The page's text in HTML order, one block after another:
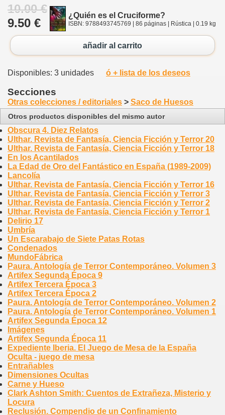
10.00 €
9.50 €
¿Quién es el Cruciforme?
ISBN: 9788493745769 | 86 páginas | Rústica | 0.19 kg
añadir al carrito
Disponibles: 3 unidades ó + lista de los deseos
Secciones
Otras colecciones / editoriales > Saco de Huesos
Otros productos disponibles del mismo autor
Obscura 4. Diez Relatos
Ulthar. Revista de Fantasía, Ciencia Ficción y Terror 20
Ulthar. Revista de Fantasía, Ciencia Ficción y Terror 18
En los Acantilados
La Edad de Oro del Fantástico en España (1989-2009)
Lancolía
Ulthar. Revista de Fantasía, Ciencia Ficción y Terror 16
Ulthar. Revista de Fantasía, Ciencia Ficción y Terror 3
Ulthar. Revista de Fantasía, Ciencia Ficción y Terror 2
Ulthar. Revista de Fantasía, Ciencia Ficción y Terror 1
Delirio 17
Umbría
Un Escarabajo de Siete Patas Rotas
Condenados
MundoFábrica
Paura. Antología de Terror Contemporáneo. Volumen 3
Artifex Segunda Época 9
Artifex Tercera Época 3
Artifex Tercera Época 2
Paura. Antología de Terror Contemporáneo. Volumen 2
Paura. Antología de Terror Contemporáneo. Volumen 1
Artifex Segunda Época 12
Imágenes
Artifex Segunda Época 11
Expediente Iberia. El Juego de Mesa de la España
Oculta - juego de mesa
Entrañables
Dimensiones Ocultas
Carne y Hueso
Clark Ashton Smith: Cuentos de Extrañeza, Misterio y
Locura
Reclusión. Compendio de un Confinamiento